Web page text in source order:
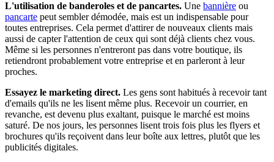
L'utilisation de banderoles et de pancartes. Une bannière ou
pancarte peut sembler démodée, mais est un indispensable pour
toutes entreprises. Cela permet d'attirer de nouveaux clients mais
aussi de capter l'attention de ceux qui sont déjà clients chez vous.
Même si les personnes n'entreront pas dans votre boutique, ils
retiendront probablement votre entreprise et en parleront à leur
proches.
Essayez le marketing direct. Les gens sont habitués à recevoir tant
d'emails qu'ils ne les lisent même plus. Recevoir un courrier, en
revanche, est devenu plus exaltant, puisque le marché est moins
saturé. De nos jours, les personnes lisent trois fois plus les flyers et
brochures qu'ils reçoivent dans leur boîte aux lettres, plutôt que les
publicités digitales.